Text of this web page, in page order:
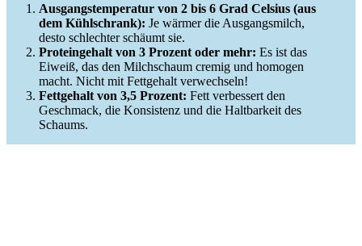
Ausgangstemperatur von 2 bis 6 Grad Celsius (aus
dem Kühlschrank): Je wärmer die Ausgangsmilch,
desto schlechter schäumt sie.
Proteingehalt von 3 Prozent oder mehr: Es ist das
Eiweiß, das den Milchschaum cremig und homogen
macht. Nicht mit Fettgehalt verwechseln!
Fettgehalt von 3,5 Prozent: Fett verbessert den
Geschmack, die Konsistenz und die Haltbarkeit des
Schaums.